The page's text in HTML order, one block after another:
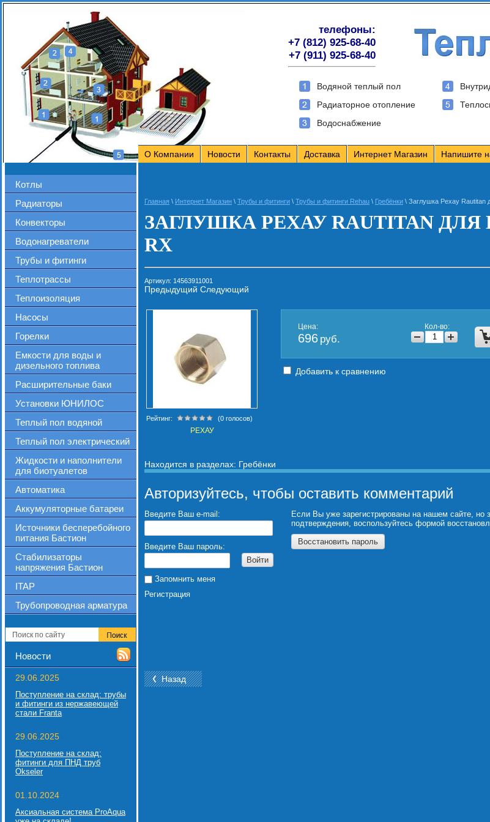
телефоны:
+7 (812) 925-68-40
+7 (911) 925-68-40
О Компании Новости Контакты Доставка Интернет Магазин Напишите
Водяной теплый пол
Радиаторное отопление
Водоснабжение
Котлы
Радиаторы
Конвекторы
Водонагреватели
Трубы и фитинги
Теплотрассы
Теплоизоляция
Насосы
Горелки
Емкости для воды и
дизельного топлива
Расширительные баки
Установки ЮНИЛОС
Теплый пол водяной
Теплый пол электрический
Жидкости и наполнители
для биотуалетов
Автоматика
Аккумуляторные батареи
Источники бесперебойного
питания Бастион
Стабилизаторы
напряжения Бастион
ITAP
Трубопроводная арматура
Новости
29.06.2025
Поступление на склад: трубы
и фитинги из нержавеющей
стали Franta
29.06.2025
Поступление на склад:
фитинги для ПНД труб
Okseler
01.10.2024
Аксиальная система ProAqua
Главная \ Интернет Магазин \ Трубы и фитинги \ Трубы и фитинги Rehau \ Гребёнки \ Заглушка Рехау Rautitan
ЗАГЛУШКА РЕХАУ RAUTITAN ДЛЯ
RX
Артикул: 14563911001
Предыдущий Следующий
Рейтинг: (0 голосов)
РЕХАУ
Цена:
696 руб.
Кол-во:
Добавить к сравнению
Находится в разделах: Гребёнки
Авторизуйтесь, чтобы оставить комментарий
Введите Ваш e-mail:
Введите Ваш пароль:
Войти
Запомнить меня
Регистрация
Если Вы уже зарегистрированы на нашем сайте,
подтверждения, воспользуйтесь формой
Восстановить пароль
Назад